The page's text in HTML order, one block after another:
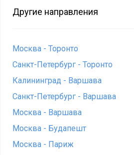
Другие направления
Москва - Торонто
Санкт-Петербург - Торонто
Калининград - Варшава
Санкт-Петербург - Варшава
Москва - Варшава
Москва - Будапешт
Москва - Париж